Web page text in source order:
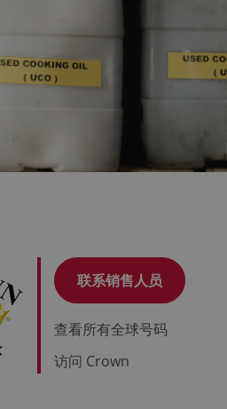
联系销售人员
查看所有全球号码
访问 Crown